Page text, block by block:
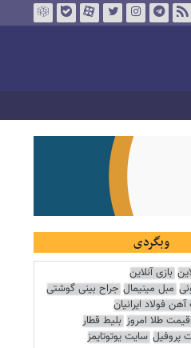
وبگردی
بازی آنلاین
مبل مینیمال جراح بینی گوشتی
فولاد ایرانیان
قیمت طلا امروز بلیط قطار
پروفیل سایت یوتوتایمز